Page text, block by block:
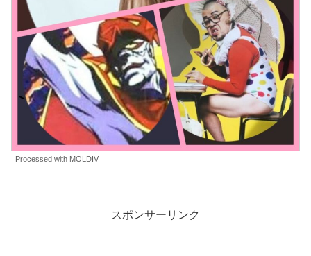
Processed with MOLDIV
スポンサーリンク